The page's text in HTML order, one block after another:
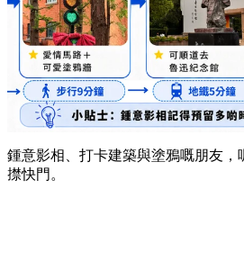
鍾意影相、打卡建築與塗鴉嘅朋友，
㩒快門。